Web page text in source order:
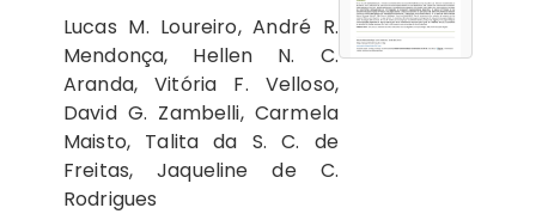
Lucas M. Loureiro, André R.
Mendonça, Hellen N. C.
Aranda, Vitória F. Velloso,
David G. Zambelli, Carmela
Maisto, Talita da S. C. de
Freitas, Jaqueline de C.
Rodrigues